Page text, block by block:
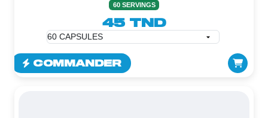
60 SERVINGS
45 TND
COMMANDER